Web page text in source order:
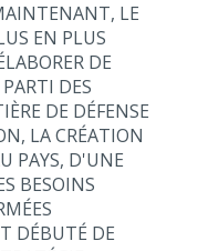
LE
EN PLUS
DE
DES
DE DÉFENSE
LA CRÉATION
PAYS, D'UNE
BESOINS
DÉBUTÉ DE